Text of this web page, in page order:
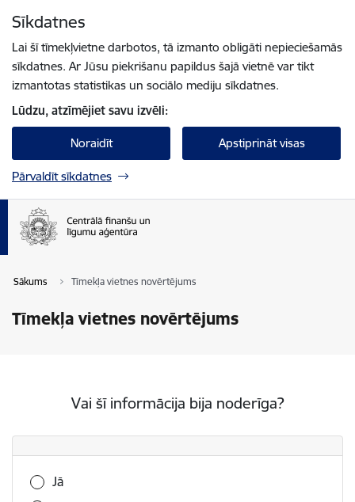
Sīkdatnes
Lai šī tīmekļvietne darbotos, tā izmanto obligāti nepieciešamās
sīkdatnes. Ar Jūsu piekrišanu papildus šajā vietnē var tikt
izmantotas statistikas un sociālo mediju sīkdatnes.
Lūdzu, atzīmējiet savu izvēli:
Noraidīt Apstiprināt visas
Pārvaldīt sīkdatnes
Sākums Tīmekļa vietnes novērtējums
Tīmekļa vietnes novērtējums
Vai šī informācija bija noderīga?
Vai šī informācija bija noderīga?
Jā